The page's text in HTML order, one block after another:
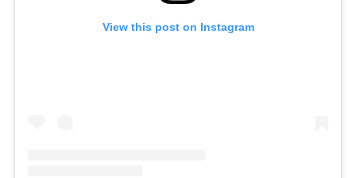
View this post on Instagram